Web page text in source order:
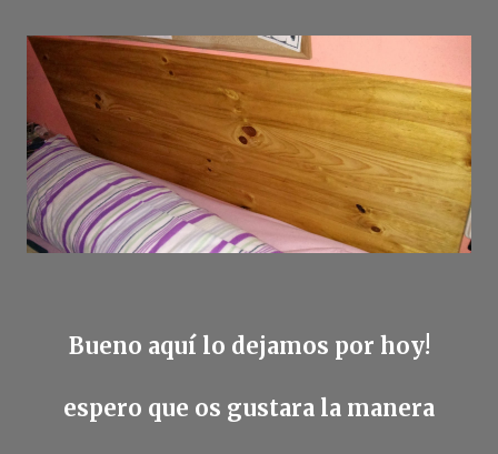
Bueno aquí lo dejamos por hoy!
espero que os gustara la manera